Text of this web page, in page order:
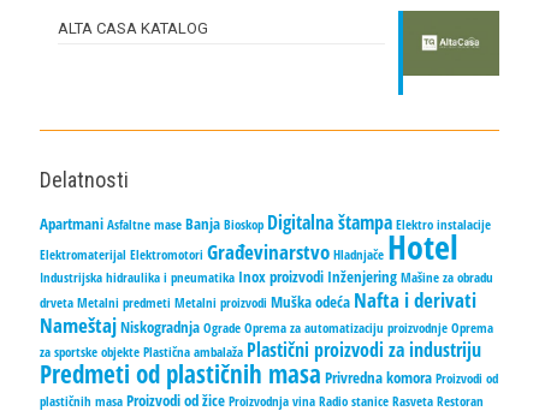
ALTA CASA KATALOG
Delatnosti
Apartmani Asfaltne mase Banja Bioskop Digitalna štampa Elektro instalacije
Elektromaterijal Elektromotori Građevinarstvo Hladnjače Hotel
Industrijska hidraulika i pneumatika Inox proizvodi Inženjering Mašine za obradu
drveta Metalni predmeti Metalni proizvodi Muška odeća Nafta i derivati
NameštajNiskogradnja Ograde Oprema za automatizaciju proizvodnje Oprema
za sportske objekte Plastična ambalaža Plastični proizvodi za industriju
Predmeti od plastičnih masa Privredna komora Proizvodi od
plastičnih masa Proizvodi od žice Proizvodnja vina Radio stanice Rasveta Restoran